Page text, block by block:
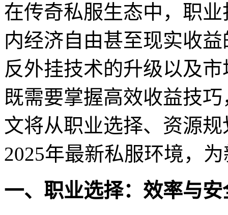
在传奇私服生态中，职
内经济自由甚至现实收
反外挂技术的升级以及
既需要掌握高效收益技
文将从职业选择、资源
2025年最新私服环境，
一、职业选择：效率与